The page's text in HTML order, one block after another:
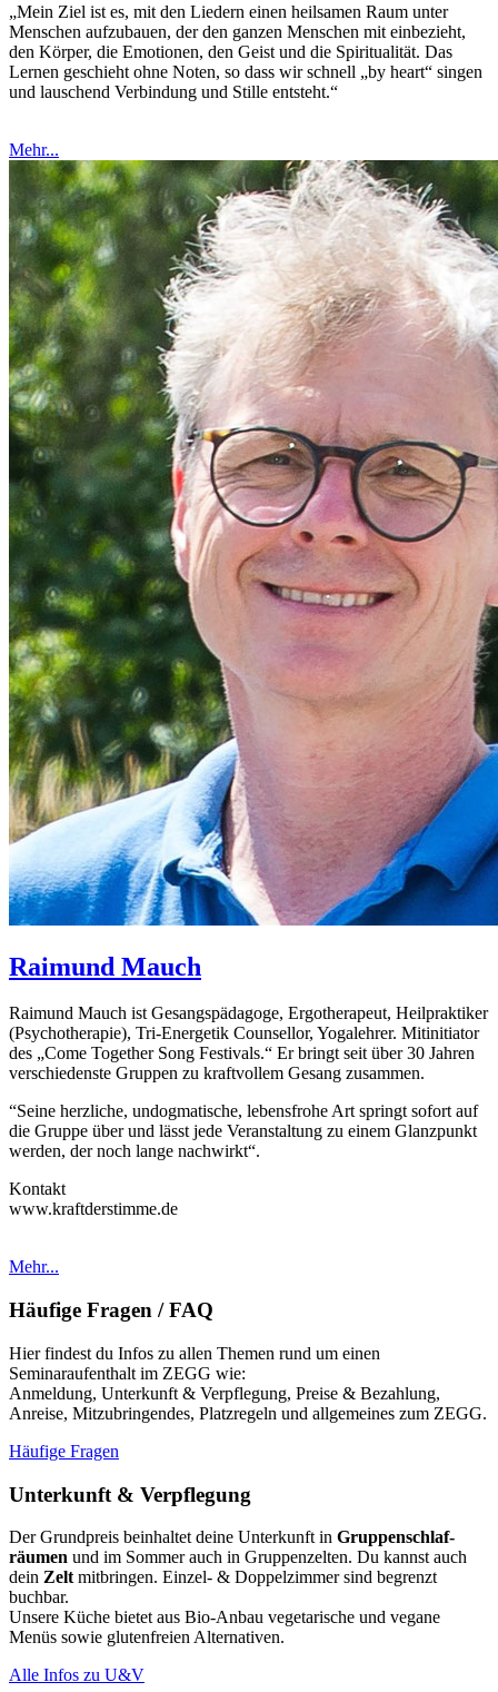
„Mein Ziel ist es, mit den Liedern einen heilsamen Raum unter
Menschen aufzubauen, der den ganzen Menschen mit einbezieht,
den Körper, die Emotionen, den Geist und die Spiritualität. Das
Lernen geschieht ohne Noten, so dass wir schnell „by heart“ singen
und lauschend Verbindung und Stille entsteht.“
Mehr...
Raimund Mauch
Raimund Mauch ist Gesangspädagoge, Ergotherapeut, Heilpraktiker
(Psychotherapie), Tri-Energetik Counsellor, Yogalehrer. Mitinitiator
des „Come Together Song Festivals.“ Er bringt seit über 30 Jahren
verschiedenste Gruppen zu kraftvollem Gesang zusammen.
“Seine herzliche, undogmatische, lebensfrohe Art springt sofort auf
die Gruppe über und lässt jede Veranstaltung zu einem Glanzpunkt
werden, der noch lange nachwirkt“.
Kontakt
www.kraftderstimme.de
Mehr...
Häufige Fragen / FAQ
Hier findest du Infos zu allen Themen rund um einen
Seminaraufenthalt im ZEGG wie:
Anmeldung, Unterkunft & Verpflegung, Preise & Bezahlung,
Anreise, Mitzubringendes, Platzregeln und allgemeines zum ZEGG.
Häufige Fragen
Unterkunft & Verpflegung
Der Grundpreis beinhaltet deine Unterkunft in Grup­pen­schlaf­
räumen und im Sommer auch in Gruppenzelten. Du kannst auch
dein Zelt mitbringen. Einzel- & Doppelzimmer sind begrenzt
buchbar.
Unsere Küche bietet aus Bio-Anbau vegetarische und vegane
Menüs sowie glutenfreien Alternativen.
Alle Infos zu U&V